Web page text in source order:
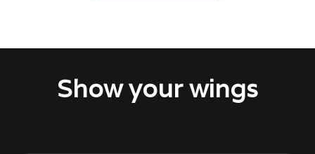
Show your wings